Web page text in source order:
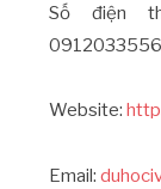
Số điện
0912033556
Website:
Email: